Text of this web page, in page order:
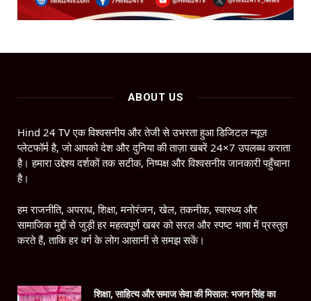
ABOUT US
Hind 24 TV एक विश्वसनीय और तेजी से उभरता हुआ डिजिटल न्यूज़
प्लेटफॉर्म है, जो आपको देश और दुनिया की ताज़ा खबरें 24×7 उपलब्ध कराता
है। हमारा उद्देश्य दर्शकों तक सटीक, निष्पक्ष और विश्वसनीय जानकारी पहुँचाना
है।
हम राजनीति, अपराध, शिक्षा, मनोरंजन, खेल, तकनीक, स्वास्थ्य और
सामाजिक मुद्दों से जुड़ी हर महत्वपूर्ण खबर को सरल और स्पष्ट भाषा में प्रस्तुत
करते हैं, ताकि हर वर्ग के लोग आसानी से समझ सकें।
शिक्षा, साहित्य और समाज सेवा की मिसाल: भजन सिंह का